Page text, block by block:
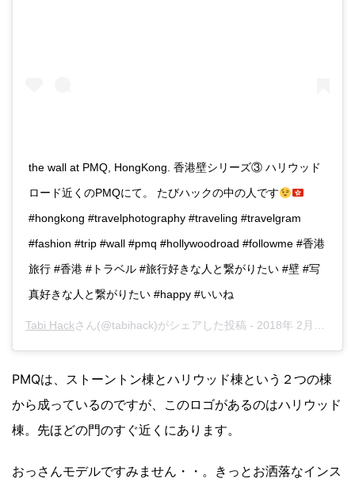
the wall at PMQ, HongKong. 香港壁シリーズ③ ハリウッド
ロード近くのPMQにて。 たびハックの中の人です
#hongkong #travelphotography #traveling #travelgram
#fashion #trip #wall #pmq #hollywoodroad #followme #香港
旅行 #香港 #トラベル #旅行好きな人と繋がりたい #壁 #写
真好きな人と繋がりたい #happy #いいね
Tabi Hackさん(@tabihack)がシェアした投稿 - 2018年 2月月3日午前2時12分PST
PMQは、ストーントン棟とハリウッド棟という２つの棟
から成っているのですが、このロゴがあるのはハリウッド
棟。先ほどの門のすぐ近くにあります。
おっさんモデルですみません・・。きっとお洒落なインス